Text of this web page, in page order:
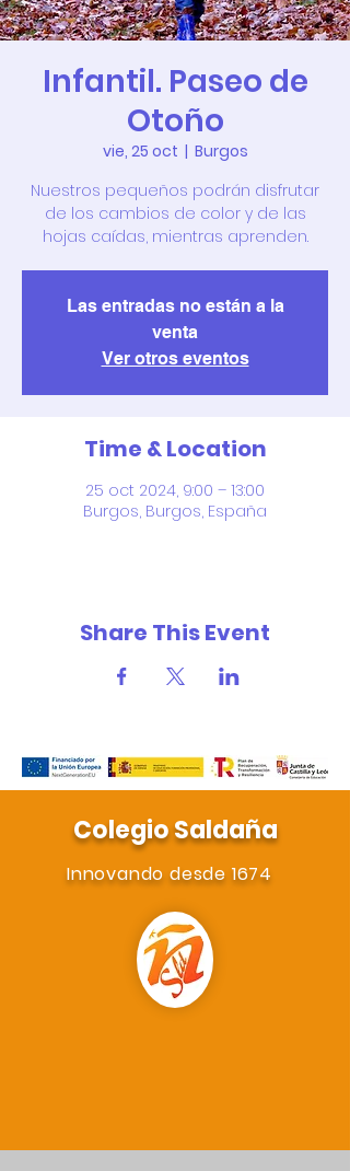
Infantil. Paseo de
Otoño
vie, 25 oct
  |
Burgos
Nuestros pequeños podrán disfrutar
de los cambios de color y de las
hojas caídas, mientras aprenden.
Las entradas no están a la
venta
Ver otros eventos
Time & Location
25 oct 2024, 9:00 – 13:00
Burgos, Burgos, España
Share This Event
Colegio Saldaña
Innovando desde 1674